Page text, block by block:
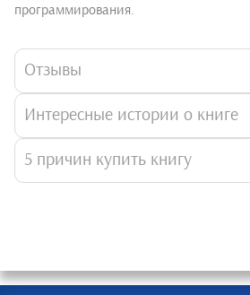
программирования.
Отзывы
Интересные истории о книге
5 причин купить книгу